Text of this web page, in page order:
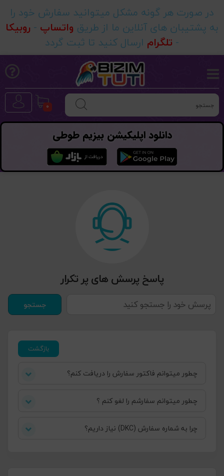
در صورت هر گونه مشکل میتوانید سفارش خود را
به پشتیبان های آنلاین ما از طریق واتساپ - روبیکا
- تلگرام ارسال کنید تا ثبت گردد
0
دانلود اپلیکیشن بیزیم طوطی
پاسخ پرسش های پر تکرار
بازگشت
چطور میتوانم فاکتور سفارش را دریافت کنم؟
چطور میتوانم سفارشم را لغو کنم ؟
چرا به شماره سفارش (DKC) نیاز داریم؟